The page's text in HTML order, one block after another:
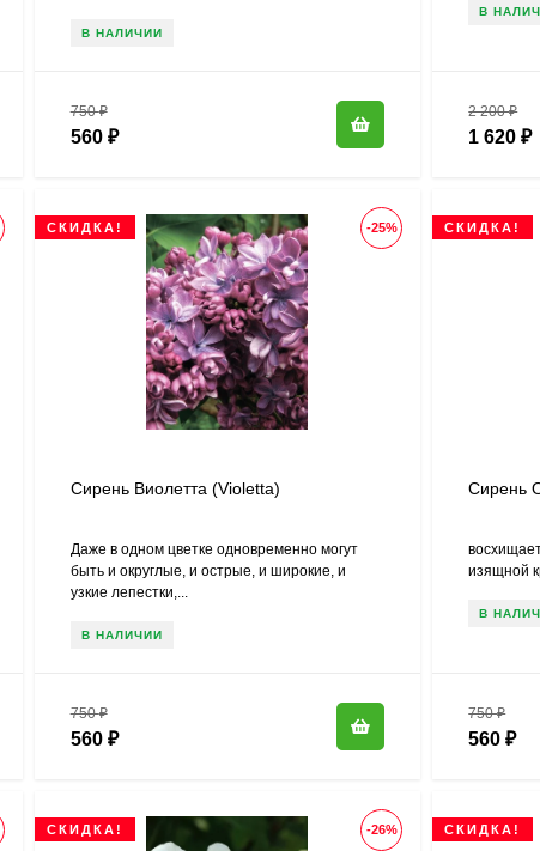
В НАЛИЧИИ
750₽
560 ₽
В
2 200₽
1 620₽
-25%
СКИДКА!
Сирень Виолетта (Violetta)
Даже в одном цветке одновременно могут
быть и округлые, и острые, и широкие, и
узкие лепестки,...
В НАЛИЧИИ
750₽
560 ₽
СКИДКА!
Сирень
изящной
В
750₽
560₽
-26%
СКИДКА! СКИДКА!